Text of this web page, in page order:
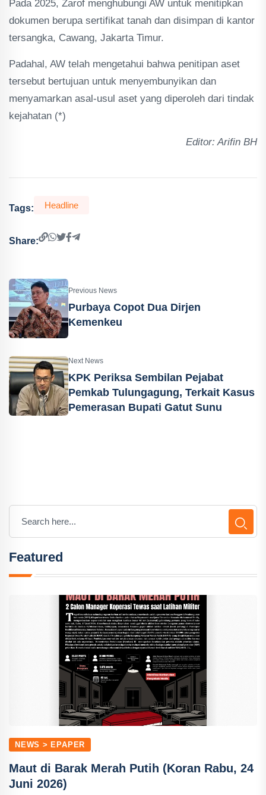
Pada 2025, Zarof menghubungi AW untuk menitipkan
dokumen berupa sertifikat tanah dan disimpan di kantor
tersangka, Cawang, Jakarta Timur.
Padahal, AW telah mengetahui bahwa penitipan aset
tersebut bertujuan untuk menyembunyikan dan
menyamarkan asal-usul aset yang diperoleh dari tindak
kejahatan (*)
Editor: Arifin BH
Tags: Headline
Share:
Previous News
Purbaya Copot Dua Dirjen
Kemenkeu
Next News
KPK Periksa Sembilan Pejabat
Pemkab Tulungagung, Terkait Kasus
Pemerasan Bupati Gatut Sunu
Featured
NEWS > EPAPER
Maut di Barak Merah Putih (Koran Rabu, 24
Juni 2026)